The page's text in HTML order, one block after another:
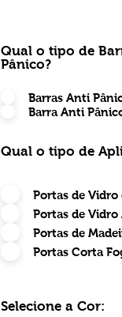
Qual o tipo de
Pânico?
Barras Anti
Barra Anti
Qual o tipo de
Portas de Vidro
Portas de Vidro
Portas de
Portas Corta
Selecione a Cor: